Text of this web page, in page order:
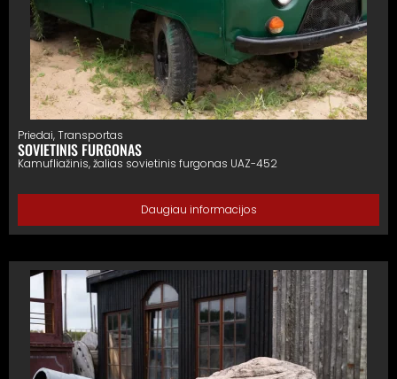
Priedai,Transportas
SOVIETINIS FURGONAS
Kamufliažinis, žalias sovietinis furgonas UAZ-452
Daugiau informacijos